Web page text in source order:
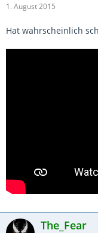
1. August 2015
Hat wahrscheinlich
The_Fear